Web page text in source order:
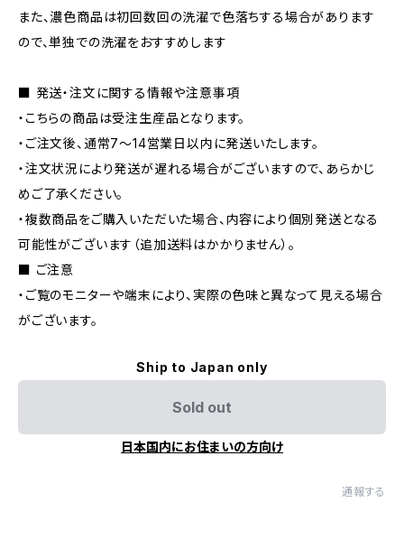
また、濃色商品は初回数回の洗濯で色落ちする場合があります
ので、単独での洗濯をおすすめします
■ 発送・注文に関する情報や注意事項
・こちらの商品は受注生産品となります。
・ご注文後、通常7〜14営業日以内に発送いたします。
・注文状況により発送が遅れる場合がございますので、あらかじ
めご了承ください。
・複数商品をご購入いただいた場合、内容により個別発送となる
可能性がございます（追加送料はかかりません）。
■ ご注意
・ご覧のモニターや端末により、実際の色味と異なって見える場合
がございます。
Ship to Japan only
Sold out
日本国内にお住まいの方向け
通報する